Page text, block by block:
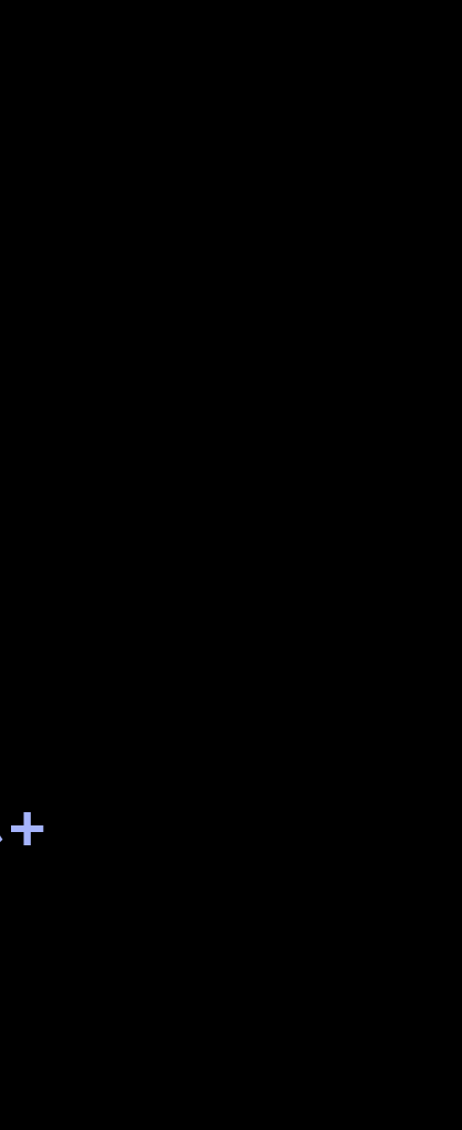
+ ۸ نمونه داشبورد مدیریتی